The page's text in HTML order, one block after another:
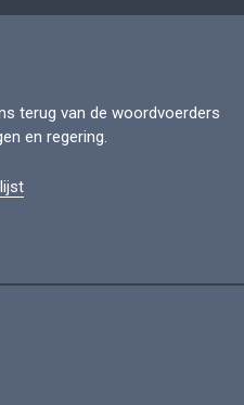
terug van de woordvoerders
en regering.